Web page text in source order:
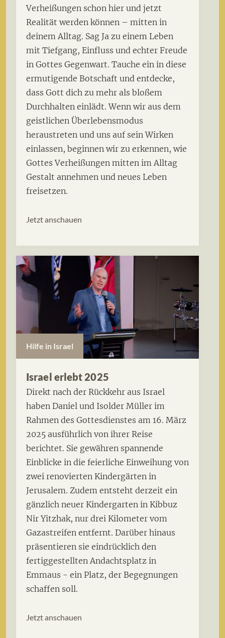
Verheißungen schon hier und jetzt
Realität werden können – mitten in
deinem Alltag. Sag Ja zu einem Leben
mit Tiefgang, Einfluss und echter Freude
in Gottes Gegenwart. Tauche ein in diese
ermutigende Botschaft und entdecke,
dass Gott dich zu mehr als bloßem
Durchhalten einlädt. Wenn wir aus dem
geistlichen Überlebensmodus
heraustreten und uns auf sein Wirken
einlassen, beginnen wir zu erkennen, wie
Gottes Verheißungen mitten im Alltag
Gestalt annehmen und neues Leben
freisetzen.
Jetzt anschauen
Hilfe in Israel
Israel erlebt 2025
Direkt nach der Rückkehr aus Israel
haben Daniel und Isolder Müller im
Rahmen des Gottesdienstes am 16. März
2025 ausführlich von ihrer Reise
berichtet. Sie gewähren spannende
Einblicke in die feierliche Einweihung von
zwei renovierten Kindergärten in
Jerusalem. Zudem entsteht derzeit ein
gänzlich neuer Kindergarten in Kibbuz
Nir Yitzhak, nur drei Kilometer vom
Gazastreifen entfernt. Darüber hinaus
präsentieren sie eindrücklich den
fertiggestellten Andachtsplatz in
Emmaus - ein Platz, der Begegnungen
schaffen soll.
Jetzt anschauen